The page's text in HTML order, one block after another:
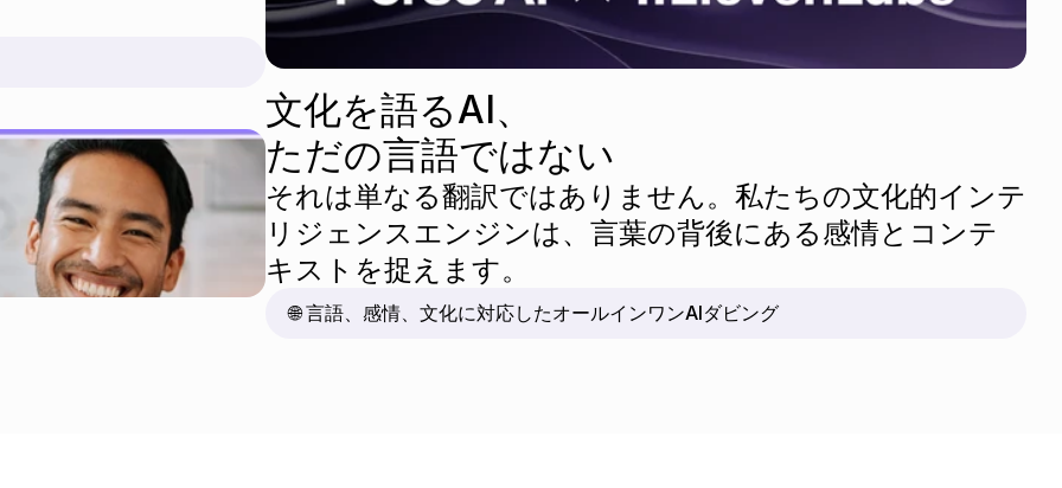
文化を語るAI、
ただの言語ではない
それは単なる翻訳ではありません。私たちの文化的インテ
リジェンスエンジンは、言葉の背後にある感情とコンテ
キストを捉えます。
🌐 言語、感情、文化に対応したオールインワンAIダビング